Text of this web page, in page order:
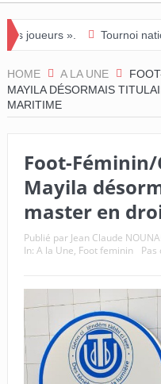
Tournoi national féminin-U20/
HOME A LA UNE
MAYILA DÉSORMAIS
MARITIME
Foot-
Mayila
master en
Publié par Jean Claude
In: A la Une, Foot feminin